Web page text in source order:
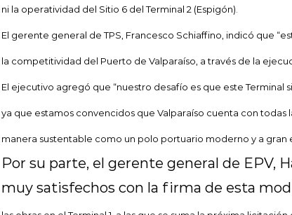
ni la operatividad del Sitio 6 del Terminal 2 (Espigón).
El gerente general de TPS, Francesco Schiaffino, indicó que
la competitividad del Puerto de Valparaíso, a través de la
El ejecutivo agregó que “nuestro desafío es que este Terminal
ya que estamos convencidos que Valparaíso cuenta con
manera sustentable como un polo portuario moderno y a gran
Por su parte, el gerente general de EPV,
muy satisfechos con la firma de esta